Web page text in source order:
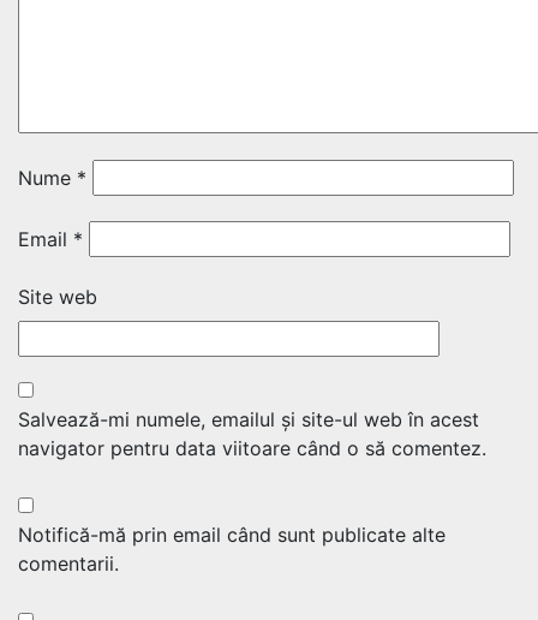
Nume *
Email *
Site web
Salvează-mi numele, emailul și site-ul web în acest
navigator pentru data viitoare când o să comentez.
Notifică-mă prin email când sunt publicate alte
comentarii.